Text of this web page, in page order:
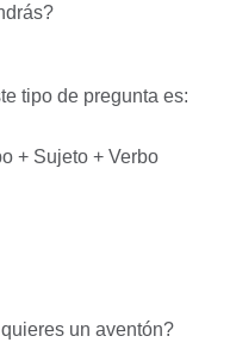
tipo de pregunta es:
+ Sujeto + Verbo
un aventón?